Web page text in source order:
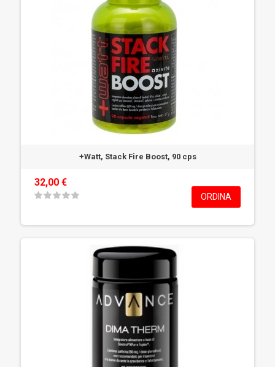
+Watt, Stack Fire Boost, 90 cps
32,00 €
ORDINA